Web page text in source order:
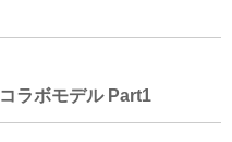
ラボモデル Part1